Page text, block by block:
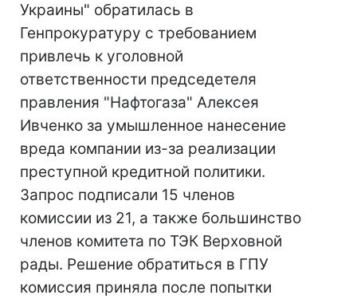
Украины" обратилась в
Генпрокуратуру с требованием
привлечь к уголовной
ответственности председетеля
правления "Нафтогаза" Алексея
Ивченко за умышленное нанесение
вреда компании из-за реализации
преступной кредитной политики.
Запрос подписали 15 членов
комиссии из 21, а также большинство
членов комитета по ТЭК Верховной
рады. Решение обратиться в ГПУ
комиссия приняла после попытки